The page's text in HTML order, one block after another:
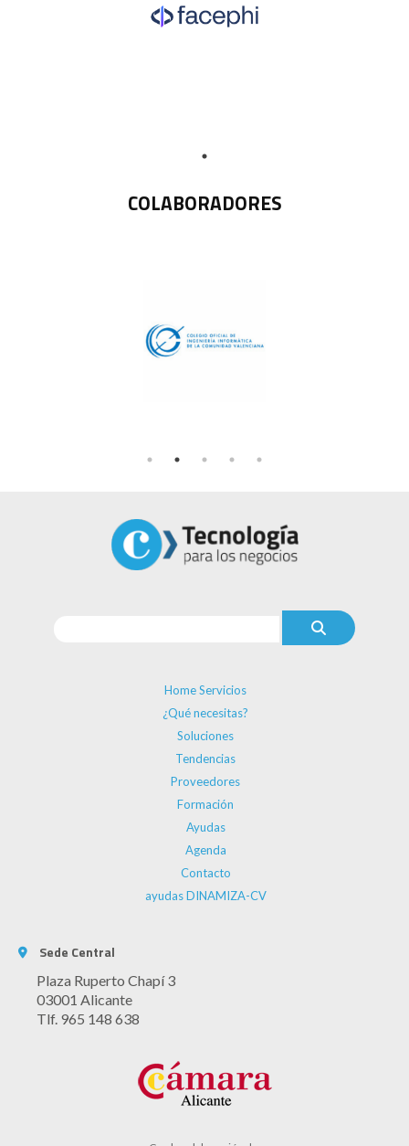
COLABORADORES
Home Servicios
¿Qué necesitas?
Soluciones
Tendencias
Proveedores
Formación
Ayudas
Agenda
Contacto
ayudas DINAMIZA-CV
Sede Central
Plaza Ruperto Chapí 3
03001 Alicante
Tlf. 965 148 638